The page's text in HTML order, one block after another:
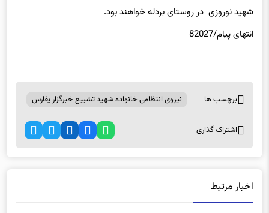
شهید نوروزی در روستایبردلهخواهند بود.
انتهایپیام/82027
برچسب ها نیروی انتظامی خانواده شهید تشییع خبرگزار یفارس
اشتراک گذاری
اخبار مرتبط